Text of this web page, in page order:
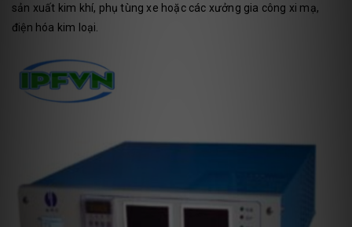
sản xuất kim khí, phụ tùng xe hoặc các xưởng gia công xi mạ,
điện hóa kim loại.